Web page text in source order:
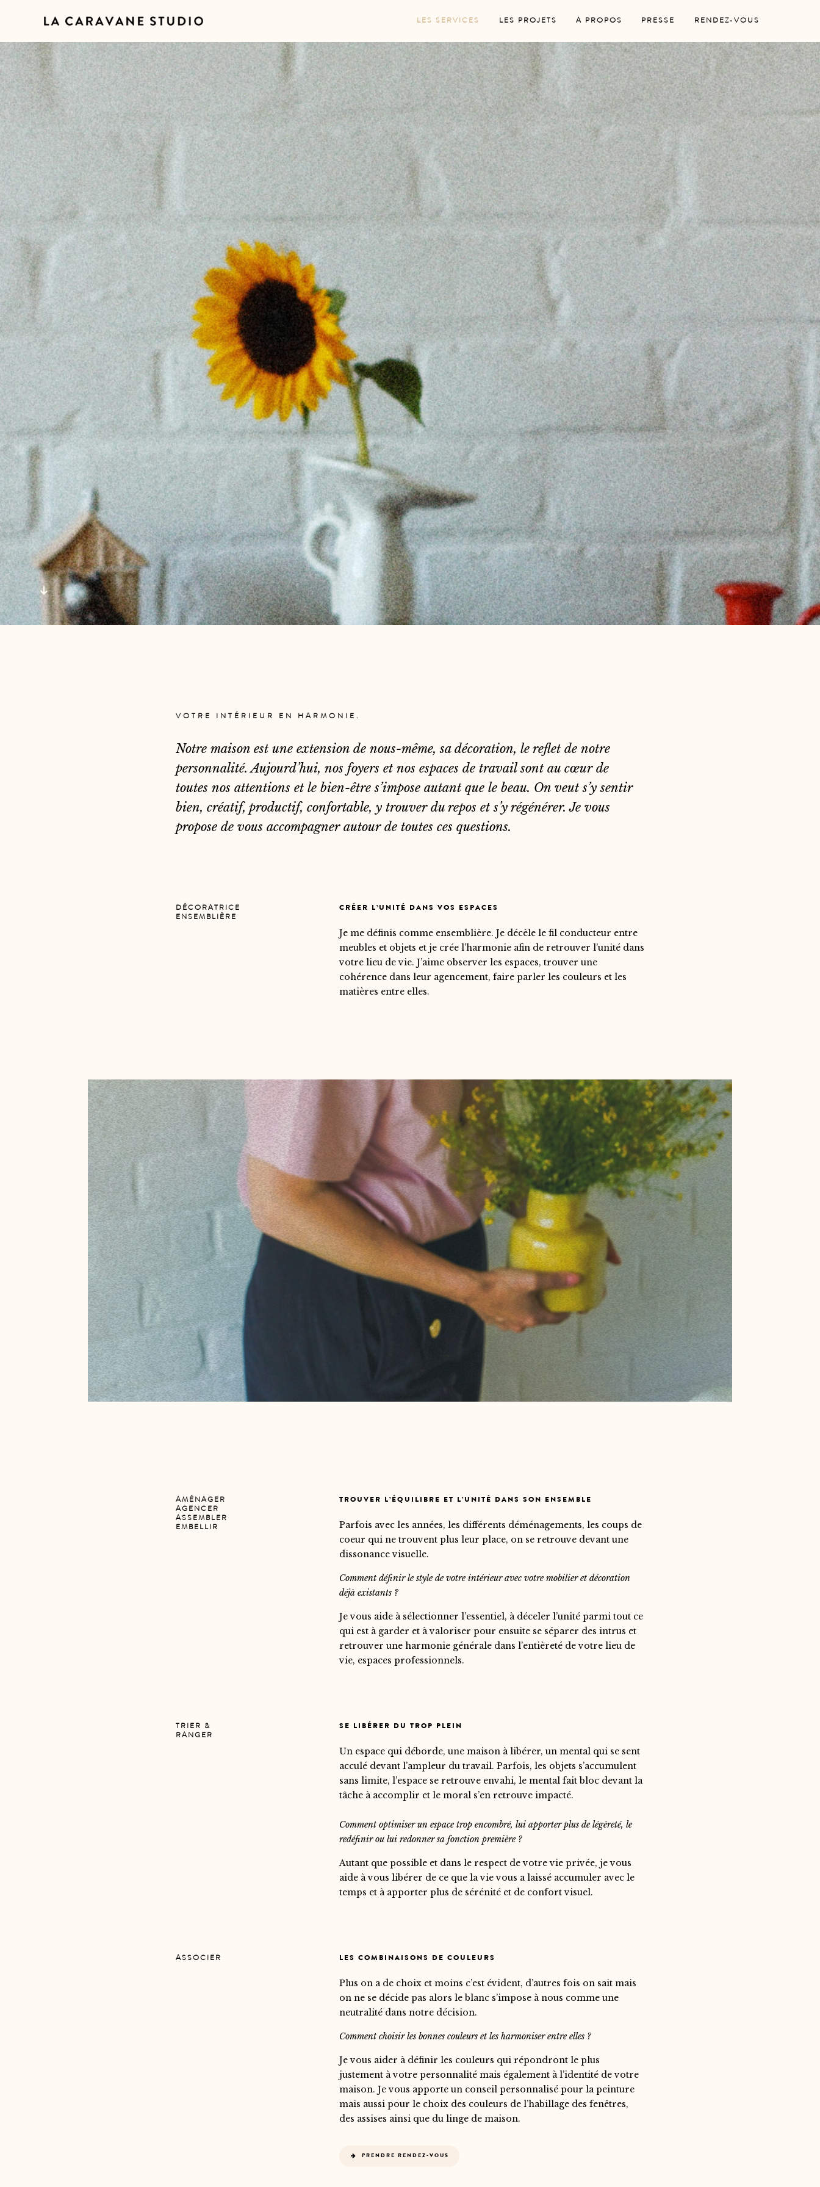
LES SERVICES LES PROJETS A PROPOS PRESSE RENDEZ-VOUS
VOTRE INTÉRIEUR EN HARMONIE.
Notre maison est une extension de nous-même, sa décoration, le reflet de notre
personnalité. Aujourd’hui, nos foyers et nos espaces de travail sont au cœur de
toutes nos attentions et le bien-être s’impose autant que le beau. On veut s’y sentir
bien, créatif, productif, confortable, y trouver du repos et s’y régénérer. Je vous
propose de vous accompagner autour de toutes ces questions.
DÉCORATRICE
ENSEMBLIÈRE
CRÉER L’UNITÉ DANS VOS ESPACES
Je me définis comme ensemblière. Je décèle le fil conducteur entre
meubles et objets et je crée l’harmonie afin de retrouver l’unité dans
votre lieu de vie. J’aime observer les espaces, trouver une
cohérence dans leur agencement, faire parler les couleurs et les
matières entre elles.
AMÉNAGER
AGENCER
ASSEMBLER
EMBELLIR
TROUVER L’ÉQUILIBRE ET L’UNITÉ DANS SON ENSEMBLE
Parfois avec les années, les différents déménagements, les coups de
coeur qui ne trouvent plus leur place, on se retrouve devant une
dissonance visuelle.
Comment définir le style de votre intérieur avec votre mobilier et décoration
déjà existants ?
Je vous aide à sélectionner l’essentiel, à déceler l’unité parmi tout ce
qui est à garder et à valoriser pour ensuite se séparer des intrus et
retrouver une harmonie générale dans l’entièreté de votre lieu de
vie, espaces professionnels.
TRIER &
RANGER
SE LIBÉRER DU TROP PLEIN
Un espace qui déborde, une maison à libérer, un mental qui se sent
acculé devant l’ampleur du travail. Parfois, les objets s’accumulent
sans limite, l’espace se retrouve envahi, le mental fait bloc devant la
tâche à accomplir et le moral s’en retrouve impacté.
Comment optimiser un espace trop encombré, lui apporter plus de légèreté, le
redéfinir ou lui redonner sa fonction première ?
Autant que possible et dans le respect de votre vie privée, je vous
aide à vous libérer de ce que la vie vous a laissé accumuler avec le
temps et à apporter plus de sérénité et de confort visuel.
ASSOCIER LES COMBINAISONS DE COULEURS
Plus on a de choix et moins c’est évident, d’autres fois on sait mais
on ne se décide pas alors le blanc s’impose à nous comme une
neutralité dans notre décision.
Comment choisir les bonnes couleurs et les harmoniser entre elles ?
Je vous aider à définir les couleurs qui répondront le plus
justement à votre personnalité mais également à l’identité de votre
maison. Je vous apporte un conseil personnalisé pour la peinture
mais aussi pour le choix des couleurs de l’habillage des fenêtres,
des assises ainsi que du linge de maison.
PRENDRE RENDEZ-VOUS